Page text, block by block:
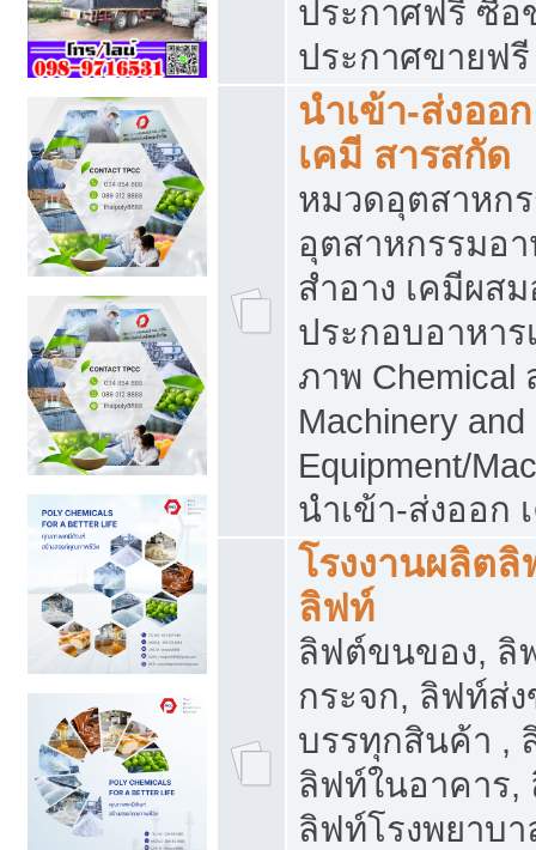
ประกาศฟรี ซื้อ
ประกาศขายฟรี
นำเข้า-ส่งออ
เคมี สารสกัด
หมวดอุตสาหก
อุตสาหกรรมอา
สำอาง เคมีผส
ประกอบอาหาร
ภาพ Chemical
Machinery
Equipment/
นำเข้า-ส่งออก
โรงงานผลิต
ลิฟท์
ลิฟต์ขนของ, ลิ
กระจก, ลิฟท์ส่
บรรทุกสินค้า ,
ลิฟท์ในอาคาร,
ลิฟท์โรงพยาบ